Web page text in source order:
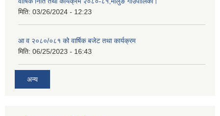
मिति: 03/26/2024 - 12:23
आ व २०८०/०८१ को वार्षिक बजेट तथा कार्यक्रम
मिति: 06/25/2023 - 16:43
अन्य